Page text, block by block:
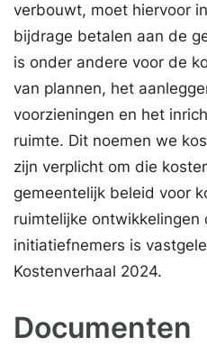
verbouwt, moet hiervoor
bijdrage betalen aan de
is onder andere voor de
van plannen, het
voorzieningen en het
ruimte. Dit noemen we
zijn verplicht om die
gemeentelijk beleid voor
ruimtelijke ontwikkelingen
initiatiefnemers is
Kostenverhaal 2024.
Documenten